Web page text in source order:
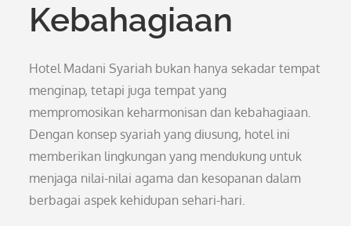
Kebahagiaan
Hotel Madani Syariah bukan hanya sekadar tempat
menginap, tetapi juga tempat yang
mempromosikan keharmonisan dan kebahagiaan.
Dengan konsep syariah yang diusung, hotel ini
memberikan lingkungan yang mendukung untuk
menjaga nilai-nilai agama dan kesopanan dalam
berbagai aspek kehidupan sehari-hari.